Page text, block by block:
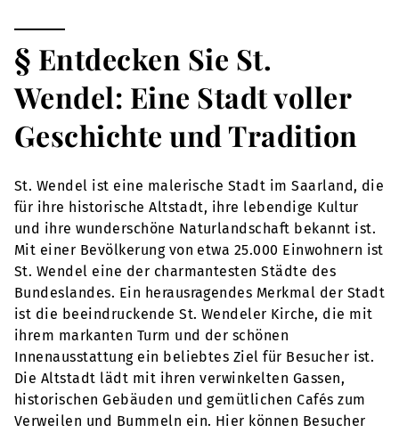
§ Entdecken Sie St.
Wendel: Eine Stadt voller
Geschichte und Tradition
St. Wendel ist eine malerische Stadt im Saarland, die
für ihre historische Altstadt, ihre lebendige Kultur
und ihre wunderschöne Naturlandschaft bekannt ist.
Mit einer Bevölkerung von etwa 25.000 Einwohnern ist
St. Wendel eine der charmantesten Städte des
Bundeslandes. Ein herausragendes Merkmal der Stadt
ist die beeindruckende St. Wendeler Kirche, die mit
ihrem markanten Turm und der schönen
Innenausstattung ein beliebtes Ziel für Besucher ist.
Die Altstadt lädt mit ihren verwinkelten Gassen,
historischen Gebäuden und gemütlichen Cafés zum
Verweilen und Bummeln ein. Hier können Besucher